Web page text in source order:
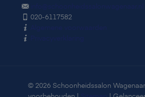
info@schoonheidssalonwagenaar.nl
020-6117582
Algemene voorwaarden
Privacyverklaring
© 2026 Schoonheidssalon